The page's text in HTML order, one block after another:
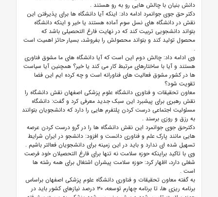
دانش بنیان با چالش هایی رو به رو هستند .
دکتر حق جوی جوانمرد ادامه داد: اینکه آیا دانشگاه ها برای پذیرفتن این
نقش در دانشگاه های نسل سوم آماده هستند یا خیر و اینکه دانشگاه
بتواند دانشجویی تربیت کند که در نهایت فارغ التحصیلی باشد که
محصول تولید کند و بتواند محصولش را بفروشد، بسیار حائز اهمیت است
.
وی ادامه داد: چالش دوم این است که آیا دانشگاه های ما مشوق فناوری
هستند و آیا با ساختارهای مرتبط کار می کند یا خیر؟ همچنین آیا سیاست
ها در کشور مشوق فعالیت های فناورانه است و چه کرده ایم این فضا
تقویت شود؟
معاون تحقیقات و فناوری دانشگاه علوم پزشکی اصفهان نقش دانشگاه را
نقش رهبری برای پیشبرد این سبک جدید معرفی کرد و گفت: دانشگاه
مسئولیت اجتماعی درست کردن پلتفرم هایی را دارد که دانشجویان بتوانند
به رزق و روزی برسند .
دکترحق جوی جوانمرد این نقش دانشگاه ها را در گرو درست کردن عرصه
هایی مانند پارک علم و فناوری دانست و افزود: دانشجو در ایران شرایط
تسهیل شده ای ندارد و باید در این زمینه برای دانشجویان فعالتر باشیم .
وی با تاکید براینکه حوزه سلامت نه تنها برای فارغ التحصیلان خود فرصت
شغلی دارد، اظهار کرد: حوزه سلامت پیشران اشتغال برای همه رشته ها
است .
به گفته معاون تحقیقات و فناوری دانشگاه علوم پزشکی اصفهان براساس
برنامه ریزی ها، تا برنامه چهارم توسعه، ۳۰ درصد نیازهای کشور باید در